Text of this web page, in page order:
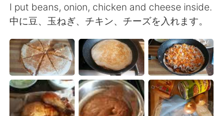
العربية Français
Deutsch 日本語
한국어 Русский
ไทย Indonesia
I put beans, onion, chicken and cheese inside.
中に豆、玉ねぎ、チキン、チーズを入れます。